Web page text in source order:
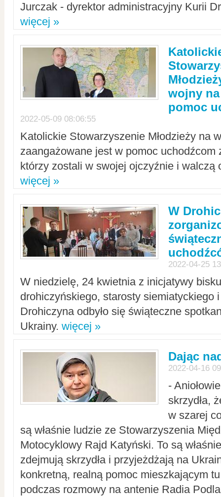
Jurczak - dyrektor administracyjny Kurii
więcej »
wojny
pomoc
2022-05-09 08:06:55
Katolickie Stowarzyszenie Młodzieży na
zaangażowane jest w pomoc uchodźcom
którzy zostali w swojej ojczyźnie i walczą
więcej »
W
2022-04-25
W niedzielę, 24 kwietnia z inicjatywy
drohiczyńskiego, starosty siemiatyckiego
Drohiczyna odbyło się świąteczne
Ukrainy. więcej »
Dając
2022-04-16
-
skrzydła,
w szarej
są właśnie ludzie ze Stowarzyszenia
Motocyklowy Rajd Katyński. To są
zdejmują skrzydła i przyjeżdżają na
konkretną, realną pomoc mieszkającym
podczas rozmowy na antenie Radia